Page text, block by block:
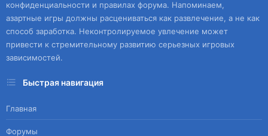
конфиденциальности и правилах форума. Напоминаем,
азартные игры должны расцениваться как развлечение, а не как
способ заработка. Неконтролируемое увлечение может
привести к стремительному развитию серьезных игровых
зависимостей.
Быстрая навигация
Главная
Форумы